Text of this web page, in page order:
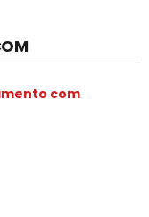
com